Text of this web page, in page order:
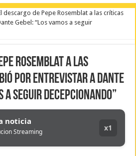
descargo de Pepe Rosemblat a las críticas
Gebel: “Los vamos a seguir
Rosemblat a las
por entrevistar a Dante
a seguir decepcionando”
noticia
Streaming x1